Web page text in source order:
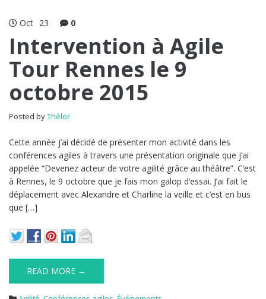
Oct 23 0
Intervention à Agile
Tour Rennes le 9
octobre 2015
Posted byThélor
Cette année j’ai décidé de présenter mon activité dans les
conférences agiles à travers une présentation originale que j’ai
appelée “Devenez acteur de votre agilité grâce au théâtre”. C’est
à Rennes, le 9 octobre que je fais mon galop d’essai. J’ai fait le
déplacement avec Alexandre et Charline la veille et c’est en bus
que […]
READ MORE →